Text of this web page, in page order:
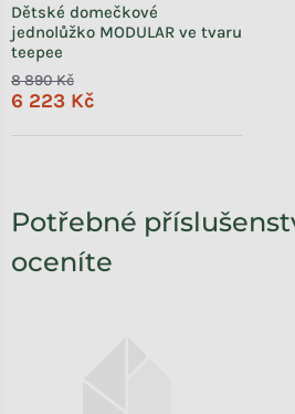
Dětské domečkové
jednolůžko MODULAR ve tvaru
teepee
8 890 Kč
6 223 Kč
Potřebné
oceníte